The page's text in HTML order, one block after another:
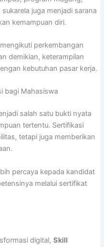
juga menjadi sarana
kemampuan diri.
perkembangan
demikian, keterampilan
kebutuhan pasar kerja.
bagi Mahasiswa
salah satu bukti nyata
tertentu. Sertifikasi
tetapi juga memberikan
percaya kepada kandidat
melalui sertifikat
digital, Skill